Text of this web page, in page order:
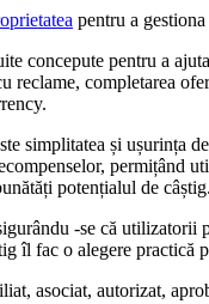
pentru a gestiona
concepute pentru a
completarea
simplitatea și ușurința
potențialul de câștig.
-se că
îl fac o alegere practică
asociat, autorizat,